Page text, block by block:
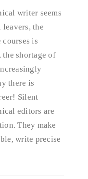
– Jetzt erst recht!
writer seems
leavers, the
courses is
the shortage of
there is
Silent
editors are
They make
write precise